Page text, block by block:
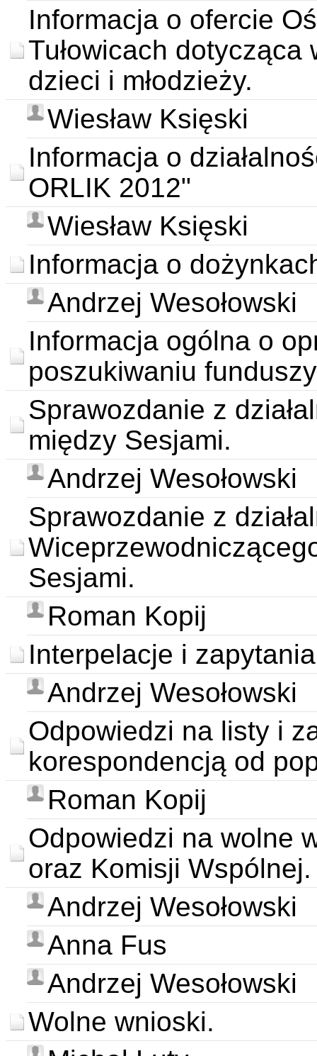
Informacja o ofercie
Tułowicach
dzieci i młodzieży.
Wiesław Księski
Informacja o
ORLIK 2012"
Wiesław Księski
Informacja o
Andrzej Wesołowski
Informacja ogólna o
poszukiwaniu
Sprawozdanie z
między Sesjami.
Andrzej Wesołowski
Sprawozdanie z
Sesjami.
Roman Kopij
Interpelacje i
Andrzej Wesołowski
Odpowiedzi na listy i
korespondencją od
Roman Kopij
Odpowiedzi na wolne
oraz Komisji Wspólnej.
Andrzej Wesołowski
Anna Fus
Andrzej Wesołowski
Wolne wnioski.